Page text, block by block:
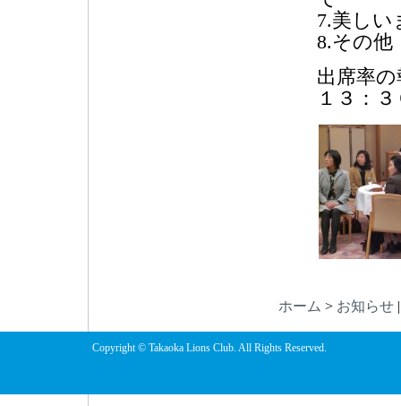
7.美しい
8.その他
出席率
１３：
ホーム > お知らせ
Copyright © Takaoka Lions Club. All Rights Reserved.